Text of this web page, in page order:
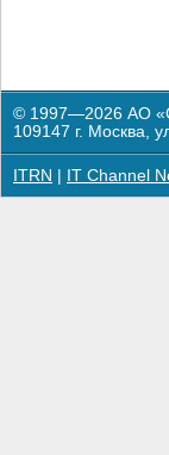
© 1997—2026 АО
109147 г. Москва,
ITRN IT Channel